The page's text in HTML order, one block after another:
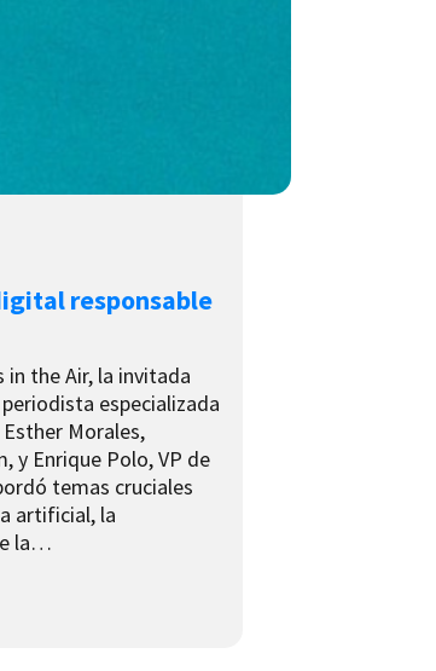
responsable
in the Air, la invitada
especializada
Morales,
y Enrique Polo, VP de
temas cruciales
artificial, la
la…